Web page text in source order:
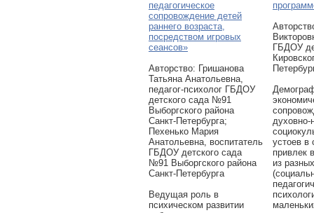
педагогическое
сопровождение детей
раннего возраста,
посредством игровых
сеансов»
Авторcтво: Гришанова
Татьяна Анатольевна,
педагог-психолог ГБДОУ
детского сада №91
Выборгского района
Санкт-Петербурга;
Пехенько Мария
Анатольевна, воспитатель
ГБДОУ детского сада
№91 Выборгского района
Санкт-Петербурга
Ведущая роль в
психическом развитии
ГБДОУ
духовно-
устоев в
привлек
из